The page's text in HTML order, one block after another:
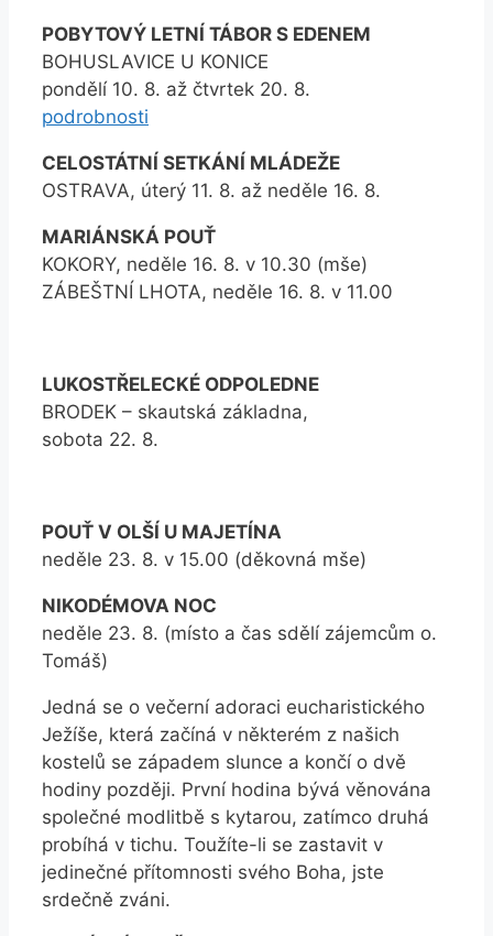
POBYTOVÝ LETNÍ TÁBOR S EDENEM
BOHUSLAVICE U KONICE
pondělí 10. 8. až čtvrtek 20. 8.
podrobnosti
CELOSTÁTNÍ SETKÁNÍ MLÁDEŽE
OSTRAVA, úterý 11. 8. až neděle 16. 8.
MARIÁNSKÁ POUŤ
KOKORY, neděle 16. 8. v 10.30 (mše)
ZÁBEŠTNÍ LHOTA, neděle 16. 8. v 11.00
LUKOSTŘELECKÉ ODPOLEDNE
BRODEK – skautská základna,
sobota 22. 8.
POUŤ V OLŠÍ U MAJETÍNA
neděle 23. 8. v 15.00 (děkovná mše)
NIKODÉMOVA NOC
neděle 23. 8. (místo a čas sdělí zájemcům o.
Tomáš)
Jedná se o večerní adoraci eucharistického
Ježíše, která začíná v některém z našich
kostelů se západem slunce a končí o dvě
hodiny později. První hodina bývá věnována
společné modlitbě s kytarou, zatímco druhá
probíhá v tichu. Toužíte-li se zastavit v
jedinečné přítomnosti svého Boha, jste
srdečně zváni.